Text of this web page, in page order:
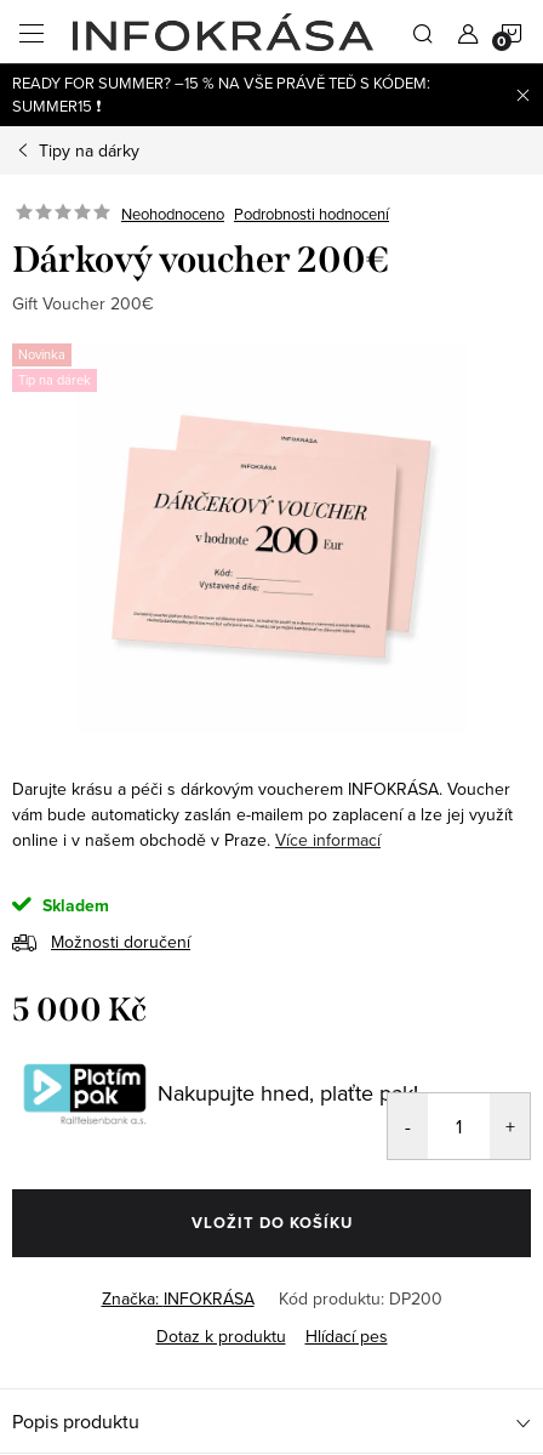
obsah
READY FOR SUMMER? –15 % NA VŠE PRÁVĚ TEĎ S KÓDEM:
SUMMER15 ❗
Tipy na dárky
Neohodnoceno Podrobnosti hodnocení
Dárkový voucher 200€
Gift Voucher 200€
Novinka
Tip na dárek
Darujte krásu a péči s dárkovým voucherem INFOKRÁSA. Voucher
vám bude automaticky zaslán e-mailem po zaplacení a lze jej využít
online i v našem obchodě v Praze. Více informací
Skladem
Možnosti doručení
5 000 Kč
cena:
Nakupujte hned, plaťte pak!
VLOŽIT DO KOŠÍKU
Značka: INFOKRÁSA Kód produktu: DP200
Dotaz k produktu
Hlídací pes
Popis produktu